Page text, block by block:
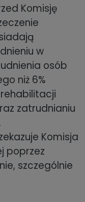
Komisję
w
osób
niż 6%
zatrudnianiu
Komisja
poprzez
szczególnie